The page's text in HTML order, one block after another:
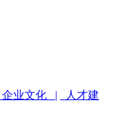
企业文化 |
人才建